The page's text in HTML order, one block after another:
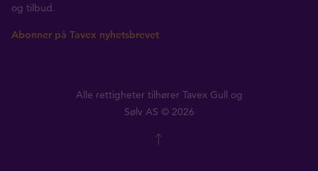
og tilbud.
Abonner på Tavex nyhetsbrevet
Alle rettigheter tilhører Tavex Gull og
Sølv AS © 2026